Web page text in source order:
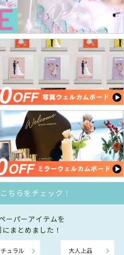
ちらをチェック！
ーパーアイテムを
まとめました！
ュラル 大人上品